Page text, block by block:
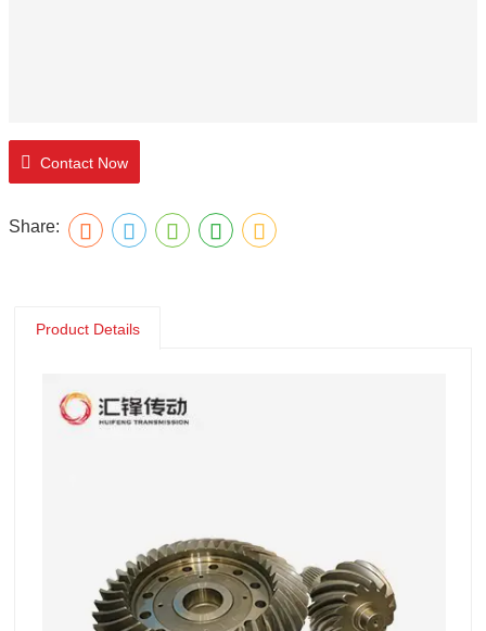
Contact Now
Share:
Product Details